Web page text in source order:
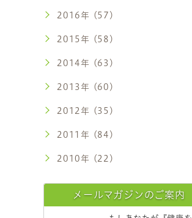
2016年 (57)
2015年 (58)
2014年 (63)
2013年 (60)
2012年 (35)
2011年 (84)
2010年 (22)
メールマガジンのご案内